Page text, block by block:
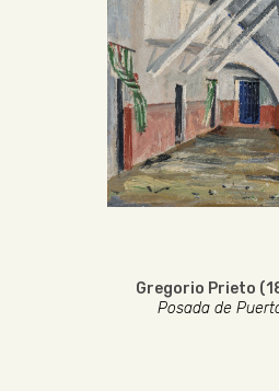
Gregorio Prieto
Posada de